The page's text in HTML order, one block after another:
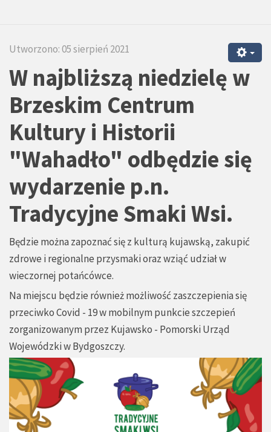
Utworzono: 05 sierpień 2021
W najbliższą niedzielę w
Brzeskim Centrum
Kultury i Historii
"Wahadło" odbędzie się
wydarzenie p.n.
Tradycyjne Smaki Wsi.
Będzie można zapoznać się z kulturą kujawską, zakupić
zdrowe i regionalne przysmaki oraz wziąć udział w
wieczornej potańcówce.
Na miejscu będzie również możliwość zaszczepienia się
przeciwko Covid - 19 w mobilnym punkcie szczepień
zorganizowanym przez Kujawsko - Pomorski Urząd
Wojewódzki w Bydgoszczy.